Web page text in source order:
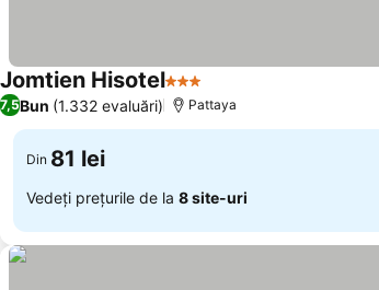
Jomtien Hisotel3 Stele
7,5Bun (1.332 evaluări) Pattaya
Din 81 lei
Vedeți prețurile de la 8 site-uri